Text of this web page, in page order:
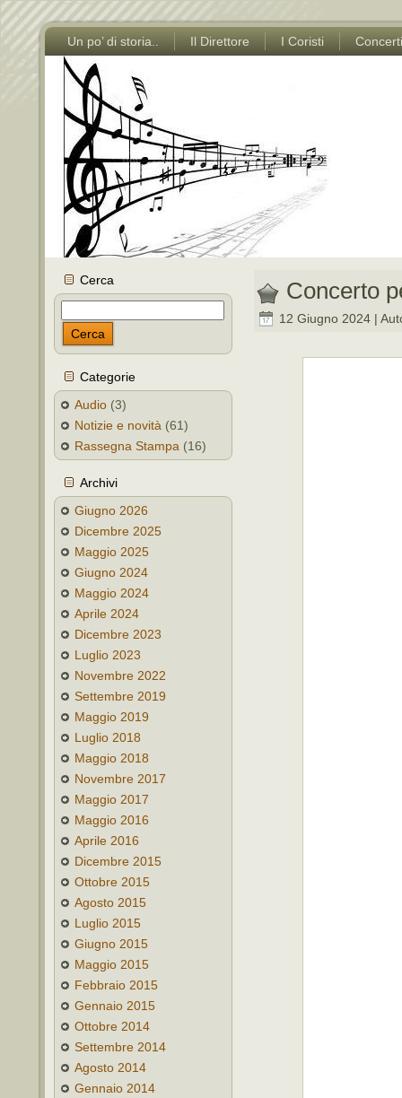
Un po’ di storia.. Il Direttore I Coristi Concerti
Cerca
Cerca
Categorie
Audio (3)
Notizie e novità (61)
Rassegna Stampa (16)
Archivi
Giugno 2026
Dicembre 2025
Maggio 2025
Giugno 2024
Maggio 2024
Aprile 2024
Dicembre 2023
Luglio 2023
Novembre 2022
Settembre 2019
Maggio 2019
Luglio 2018
Maggio 2018
Novembre 2017
Maggio 2017
Maggio 2016
Aprile 2016
Dicembre 2015
Ottobre 2015
Agosto 2015
Luglio 2015
Giugno 2015
Maggio 2015
Febbraio 2015
Gennaio 2015
Ottobre 2014
Settembre 2014
Agosto 2014
Gennaio 2014
Concerto
12 Giugno 2024 |